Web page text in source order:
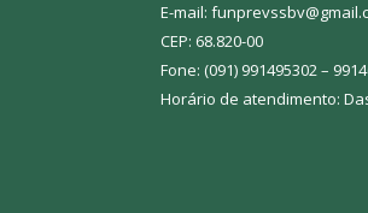
E-mail:
CEP: 68.820-00
Fone: (091) 991495302 –
Horário de atendimento: